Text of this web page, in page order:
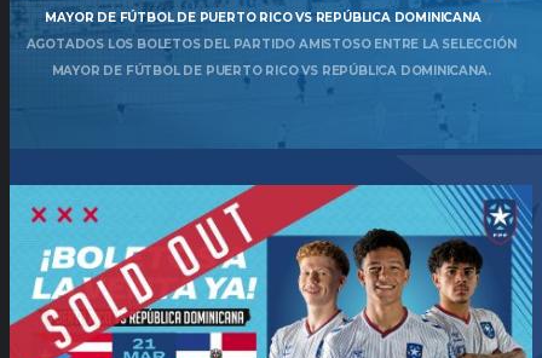
MAYOR DE FÚTBOL DE PUERTO RICO VS REPÚBLICA DOMINICANA
AGOTADOS LOS BOLETOS DEL PARTIDO AMISTOSO ENTRE LA SELECCIÓN
MAYOR DE FÚTBOL DE PUERTO RICO VS REPÚBLICA DOMINICANA.